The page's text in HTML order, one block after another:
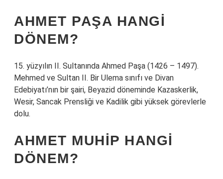
AHMET PAŞA HANGI
DÖNEM?
15. yüzyılın II. Sultanında Ahmed Paşa (1426 – 1497).
Mehmed ve Sultan II. Bir Ulema sınıfı ve Divan
Edebiyatı’nın bir şairi, Beyazid döneminde Kazaskerlik,
Wesir, Sancak Prensliği ve Kadilik gibi yüksek görevlerle
dolu.
AHMET MUHIP HANGI
DÖNEM?